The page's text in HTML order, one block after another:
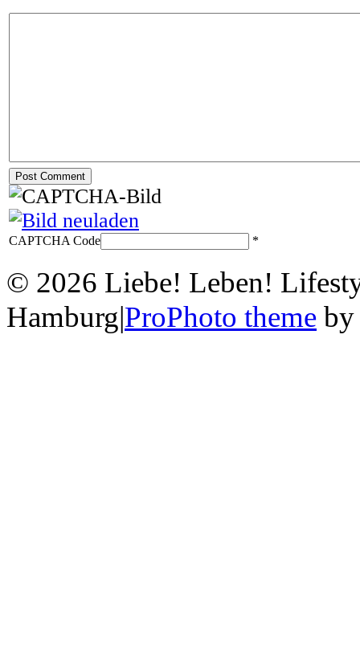
CAPTCHA Code *
© 2026 Liebe! Leben!
Hamburg|ProPhoto theme